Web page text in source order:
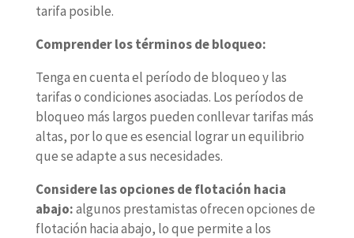
tarifa posible.
Comprender los términos de bloqueo:
Tenga en cuenta el período de bloqueo y las
tarifas o condiciones asociadas. Los períodos de
bloqueo más largos pueden conllevar tarifas más
altas, por lo que es esencial lograr un equilibrio
que se adapte a sus necesidades.
Considere las opciones de flotación hacia
abajo:algunos prestamistas ofrecen opciones de
flotación hacia abajo, lo que permite a los